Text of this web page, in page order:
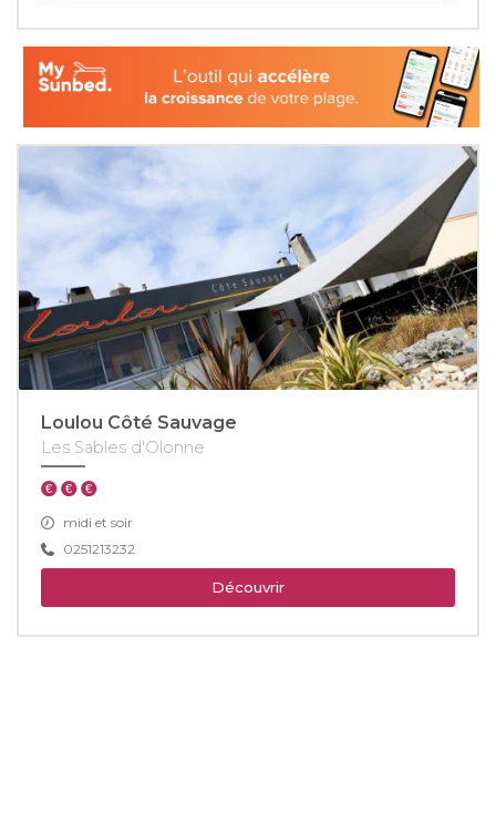
Loulou Côté Sauvage
Les Sables d'Olonne
midi et soir
0251213232
Découvrir